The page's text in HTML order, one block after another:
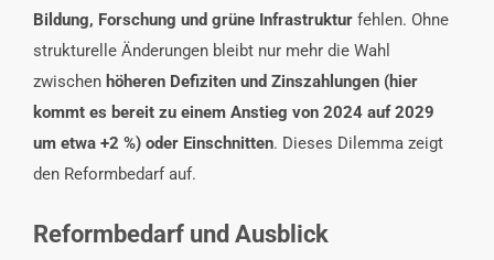
Bildung, Forschung und grüne Infrastruktur fehlen. Ohne
strukturelle Änderungen bleibt nur mehr die Wahl
zwischen höheren Defiziten und Zinszahlungen (hier
kommt es bereit zu einem Anstieg von 2024 auf 2029
um etwa +2 %) oder Einschnitten. Dieses Dilemma zeigt
den Reformbedarf auf.
Reformbedarf und Ausblick